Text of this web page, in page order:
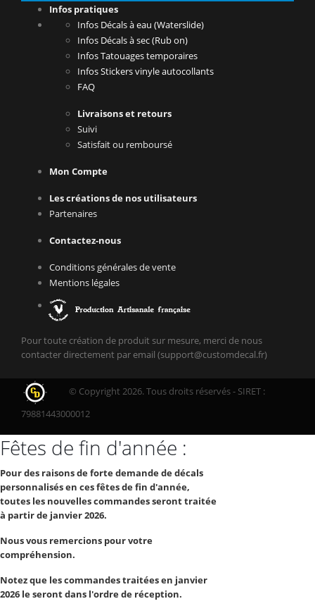
Infos pratiques
Infos Décals à eau (Waterslide)
Infos Décals à sec (Rub on)
Infos Tatouages temporaires
Infos Stickers vinyle autocollants
FAQ
Livraisons et retours
Suivi
Satisfait ou remboursé
Mon Compte
Les créations de nos utilisateurs
Partenaires
Contactez-nous
Conditions générales de vente
Mentions légales
Pour toute création de produit sur mesure, merci de nous
contacter directement par email (support@customdecal.fr)
© Copyright 2026. Tous droits réservés - SIRET :
79881443000012
Fêtes de fin d'année :
Pour des raisons de forte demande de décals
personnalisés en ces fêtes de fin d'année,
toutes les nouvelles commandes seront traitée
à partir de janvier 2026.
Nous vous remercions pour votre
compréhension.
Notez que les commandes traitées en janvier
2026 le seront dans l'ordre de réception.